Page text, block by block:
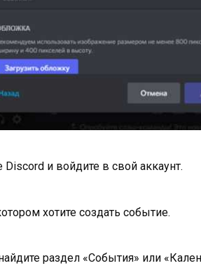
и войдите в свой аккаунт.
хотите создать событие.
раздел «События» или